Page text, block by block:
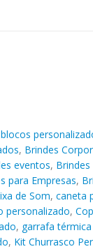
blocos
, Brindes
eventos,
para Empresas,
de Som, caneta
personalizado,
, garrafa
, Kit Churrasco